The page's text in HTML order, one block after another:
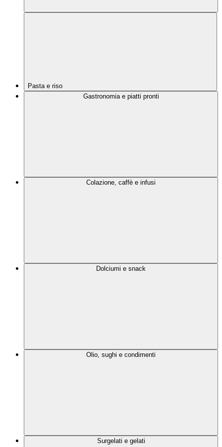
Pasta e riso
Gastronomia e piatti pronti
Colazione, caffè e infusi
Dolciumi e snack
Olio, sughi e condimenti
Surgelati e gelati